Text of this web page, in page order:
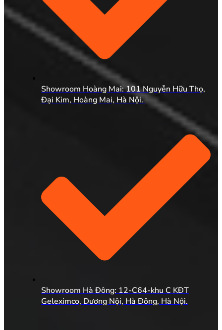
Showroom Hoàng Mai: 101 Nguyễn Hữu Thọ,
Đại Kim, Hoàng Mai, Hà Nội.
Showroom Hà Đông: 12-C64-khu C KĐT
Geleximco, Dương Nội, Hà Đông, Hà Nội.